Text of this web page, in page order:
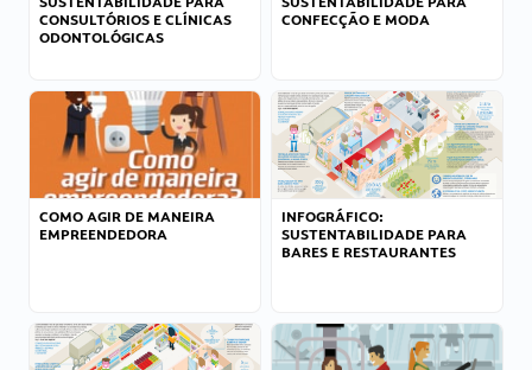
CONSULTÓRIOS E CLÍNICAS
ODONTOLÓGICAS
CONFECÇÃO E MODA
COMO AGIR DE MANEIRA
EMPREENDEDORA
INFOGRÁFICO:
SUSTENTABILIDADE PARA
BARES E RESTAURANTES